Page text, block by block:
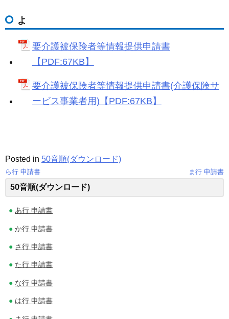
よ
要介護被保険者等情報提供申請書
【PDF:67KB】
要介護被保険者等情報提供申請書(介護保険サ
ービス事業者用)【PDF:67KB】
Posted in 50音順(ダウンロード)
投
ー
シ
ら行 申請書 ま行 申請書
50音順(ダウンロード)
あ行 申請書
か行 申請書
さ行 申請書
た行 申請書
な行 申請書
は行 申請書